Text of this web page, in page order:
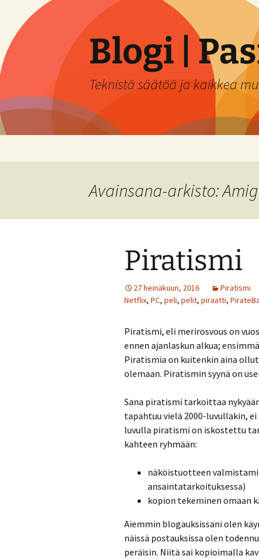
sisältöön
Blogi |
Teknistä säätöä ja kaikkea
Avainsana-arkisto:
Piratismi
27 heinäkuun, 2016 Piratismi
Netflix, PC, peli, pelit, piraatti,
Piratismi, eli merirosvous on
ennen ajanlaskun alkua;
Piratismia on kuitenkin aina
olemaan. Piratismin syynä on
Sana piratismi tarkoittaa
tapahtuu vielä 2000-luvullakin, ei
luvulla piratismi on iskostettu
kahteen ryhmään:
näköistuotteen
ansaintatarkoituksessa)
kopion tekeminen omaan
Aiemmin blogauksissani olen
näissä postauksissa olen
peräisin. Niitä sai kopioimalla